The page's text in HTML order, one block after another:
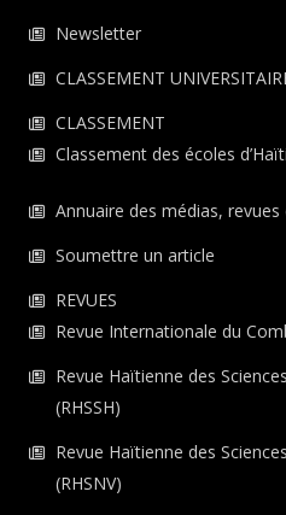
Newsletter
CLASSEMENT
CLASSEMENT
Classement des écoles d’Haïti
Annuaire des médias,
Soumettre un article
REVUES
Revue Internationale du
Revue Haïtienne des
(RHSSH)
Revue Haïtienne des
(RHSNV)